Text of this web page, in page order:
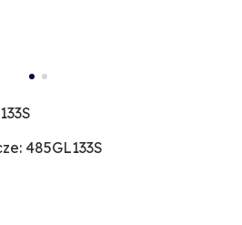
485GL133S